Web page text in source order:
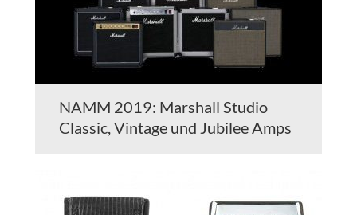
NAMM 2019: Marshall Studio
Classic, Vintage und Jubilee Amps